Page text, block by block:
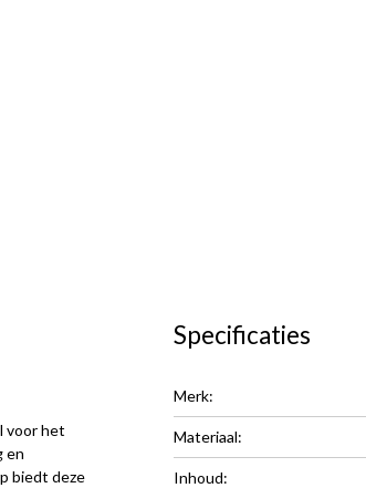
voor het
en
biedt deze
Specificaties
Merk:
Materiaal:
Inhoud: